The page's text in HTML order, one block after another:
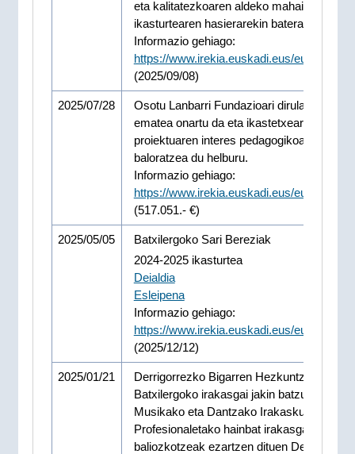
eta kalitatezkoaren aldeko mahaia,
ikasturtearen hasierarekin batera
Informazio gehiago:
https://www.irekia.euskadi.eus/eu/news/
(2025/09/08)
2025/07/28
Osotu Lanbarri Fundazioari dirulaguntza
ematea onartu da eta ikastetxearen
proiektuaren interes pedagogikoa
baloratzea du helburu.
Informazio gehiago:
https://www.irekia.euskadi.eus/eu/news/
(517.051.- €)
2025/05/05
Batxilergoko Sari Bereziak
2024-2025 ikasturtea
Deialdia
Esleipena
Informazio gehiago:
https://www.irekia.euskadi.eus/eu/news/
(2025/12/12)
2025/01/21
Derrigorrezko Bigarren Hezkuntzako eta
Batxilergoko irakasgai jakin batzuen eta
Musikako eta Dantzako Irakaskuntza
Profesionaletako hainbat irakasgairen
baliozkotzeak ezartzen dituen Dekretua